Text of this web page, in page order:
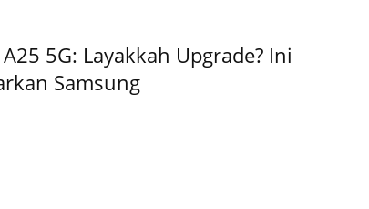
5G: Layakkah Upgrade? Ini
Samsung